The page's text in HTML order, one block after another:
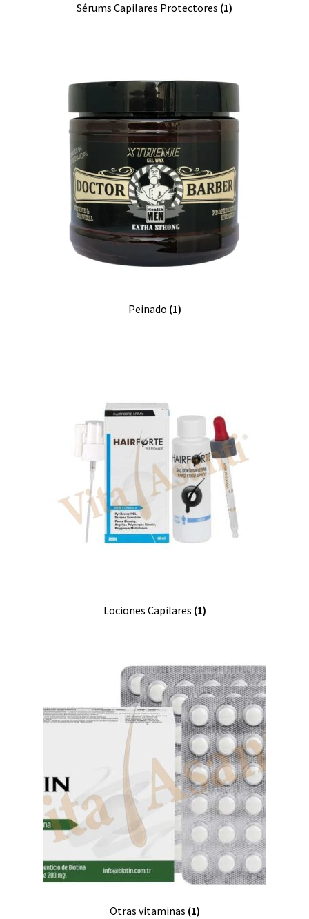
Sérums Capilares Protectores (1)
Peinado (1)
Lociones Capilares (1)
Otras vitaminas (1)